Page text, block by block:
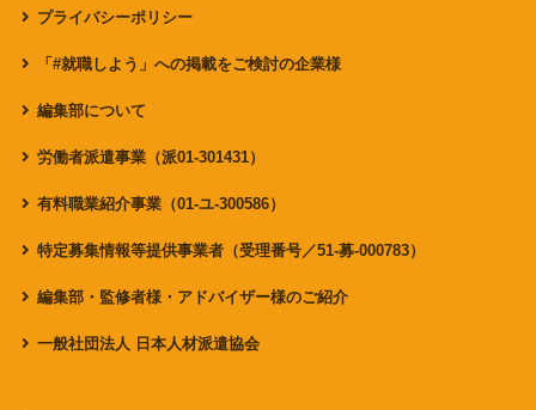
プライバシーポリシー
「#就職しよう」への掲載をご検討の企業様
編集部について
労働者派遣事業（派01-301431）
有料職業紹介事業（01-ユ-300586）
特定募集情報等提供事業者（受理番号／51-募-000783）
編集部・監修者様・アドバイザー様のご紹介
一般社団法人 日本人材派遣協会